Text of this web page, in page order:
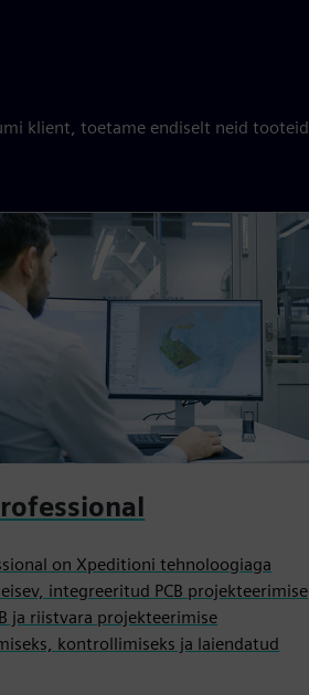
klient, toetame endiselt neid tooteid
on Xpeditioni tehnoloogiaga
integreeritud PCB projekteerimise
ja riistvara projekteerimise
kontrollimiseks ja laiendatud